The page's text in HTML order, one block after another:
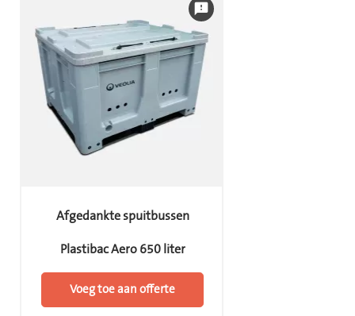
feedback
Afgedankte spuitbussen
Plastibac Aero 650 liter
Voeg toe aan offerte